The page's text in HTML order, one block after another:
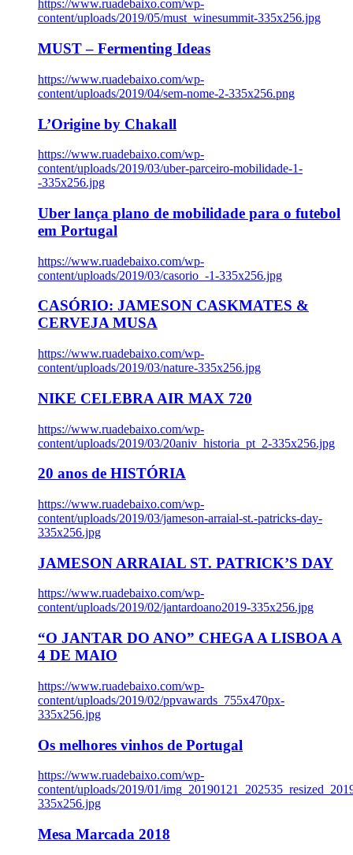
https://www.ruadebaixo.com/wp-
content/uploads/2019/05/must_winesummit-335x256.jpg
MUST – Fermenting Ideas
https://www.ruadebaixo.com/wp-
content/uploads/2019/04/sem-nome-2-335x256.png
L’Origine by Chakall
https://www.ruadebaixo.com/wp-
content/uploads/2019/03/uber-parceiro-mobilidade-1-
-335x256.jpg
Uber lança plano de mobilidade para o futebol
em Portugal
https://www.ruadebaixo.com/wp-
content/uploads/2019/03/casorio_-1-335x256.jpg
CASÓRIO: JAMESON CASKMATES &
CERVEJA MUSA
https://www.ruadebaixo.com/wp-
content/uploads/2019/03/nature-335x256.jpg
NIKE CELEBRA AIR MAX 720
https://www.ruadebaixo.com/wp-
content/uploads/2019/03/20aniv_historia_pt_2-335x256.jpg
20 anos de HISTÓRIA
https://www.ruadebaixo.com/wp-
content/uploads/2019/03/jameson-arraial-st.-patricks-day-
335x256.jpg
JAMESON ARRAIAL ST. PATRICK’S DAY
https://www.ruadebaixo.com/wp-
content/uploads/2019/02/jantardoano2019-335x256.jpg
“O JANTAR DO ANO” CHEGA A LISBOA A
4 DE MAIO
https://www.ruadebaixo.com/wp-
content/uploads/2019/02/ppvawards_755x470px-
335x256.jpg
Os melhores vinhos de Portugal
https://www.ruadebaixo.com/wp-
content/uploads/2019/01/
335x256.jpg
Mesa Marcada 2018